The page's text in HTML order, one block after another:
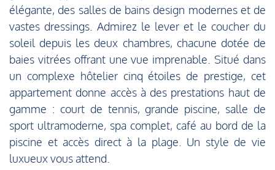
élégante, des salles de bains design modernes et de
vastes dressings. Admirez le lever et le coucher du
soleil depuis les deux chambres, chacune dotée de
baies vitrées offrant une vue imprenable. Situé dans
un complexe hôtelier cinq étoiles de prestige, cet
appartement donne accès à des prestations haut de
gamme : court de tennis, grande piscine, salle de
sport ultramoderne, spa complet, café au bord de la
piscine et accès direct à la plage. Un style de vie
luxueux vous attend.